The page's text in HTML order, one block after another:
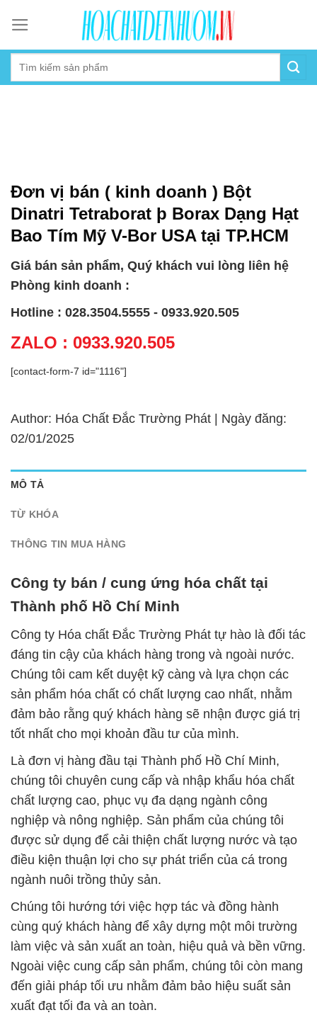
content
Đơn vị bán ( kinh doanh ) Bột
Dinatri Tetraborat þ Borax Dạng Hạt
Bao Tím Mỹ V-Bor USA tại TP.HCM
Giá bán sản phẩm, Quý khách vui lòng liên hệ
Phòng kinh doanh :
Hotline : 028.3504.5555 - 0933.920.505
ZALO : 0933.920.505
[contact-form-7 id="1116"]
Author: Hóa Chất Đắc Trường Phát | Ngày đăng:
02/01/2025
MÔ TẢ
TỪ KHÓA
THÔNG TIN MUA HÀNG
Công ty bán / cung ứng hóa chất tại
Thành phố Hồ Chí Minh
Công ty Hóa chất Đắc Trường Phát tự hào là đối tác
đáng tin cậy của khách hàng trong và ngoài nước.
Chúng tôi cam kết duyệt kỹ càng và lựa chọn các
sản phẩm hóa chất có chất lượng cao nhất, nhằm
đảm bảo rằng quý khách hàng sẽ nhận được giá trị
tốt nhất cho mọi khoản đầu tư của mình.
Là đơn vị hàng đầu tại Thành phố Hồ Chí Minh,
chúng tôi chuyên cung cấp và nhập khẩu hóa chất
chất lượng cao, phục vụ đa dạng ngành công
nghiệp và nông nghiệp. Sản phẩm của chúng tôi
được sử dụng để cải thiện chất lượng nước và tạo
điều kiện thuận lợi cho sự phát triển của cá trong
ngành nuôi trồng thủy sản.
Chúng tôi hướng tới việc hợp tác và đồng hành
cùng quý khách hàng để xây dựng một môi trường
làm việc và sản xuất an toàn, hiệu quả và bền vững.
Ngoài việc cung cấp sản phẩm, chúng tôi còn mang
đến giải pháp tối ưu nhằm đảm bảo hiệu suất sản
xuất đạt tối đa và an toàn.